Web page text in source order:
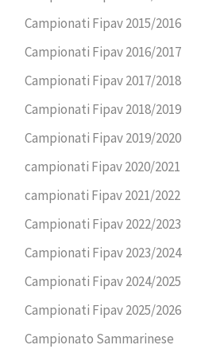
Campionati Fipav 2015/2016
Campionati Fipav 2016/2017
Campionati Fipav 2017/2018
Campionati Fipav 2018/2019
Campionati Fipav 2019/2020
campionati Fipav 2020/2021
campionati Fipav 2021/2022
Campionati Fipav 2022/2023
Campionati Fipav 2023/2024
Campionati Fipav 2024/2025
Campionati Fipav 2025/2026
Campionato Sammarinese